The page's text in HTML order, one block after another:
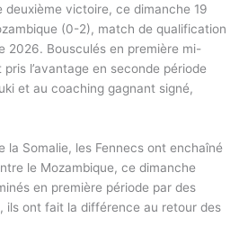
deuxième victoire, ce dimanche 19
(0-2), match de qualification
2026. Bousculés en première mi-
l’avantage en seconde période
et au coaching gagnant signé,
la Somalie, les Fennecs ont enchaîné
le Mozambique, ce dimanche
en première période par des
ils ont fait la différence au retour des